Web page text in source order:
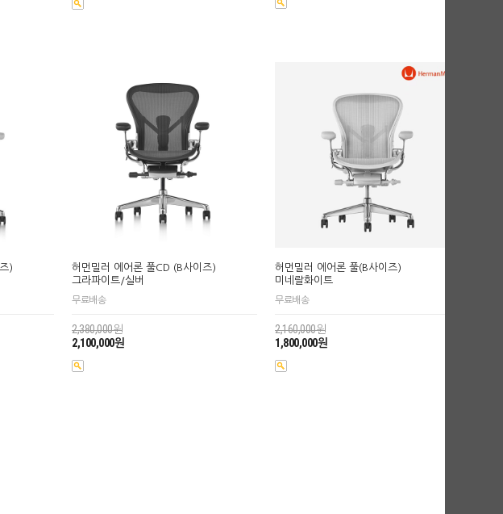
)
허먼밀러 에어론 풀CD (B사이즈)
그라파이트/실버
무료배송
2,380,000원
2,100,000원
허먼밀러 에어론 풀(B사이즈)
미네랄화이트
무료배송
2,160,000원
1,800,000원